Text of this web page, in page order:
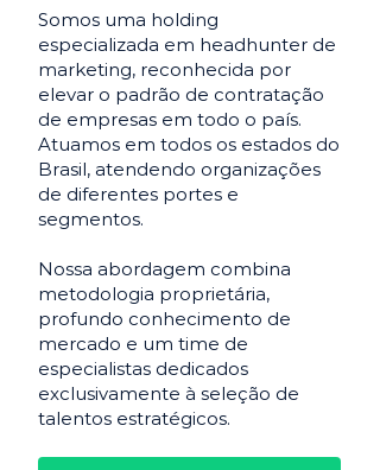
Somos uma holding
especializada em headhunter de
marketing, reconhecida por
elevar o padrão de contratação
de empresas em todo o país.
Atuamos em todos os estados do
Brasil, atendendo organizações
de diferentes portes e
segmentos.
Nossa abordagem combina
metodologia proprietária,
profundo conhecimento de
mercado e um time de
especialistas dedicados
exclusivamente à seleção de
talentos estratégicos.